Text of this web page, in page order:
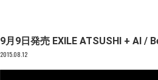
9月9日発売 EXILE ATSUSHI + AI /
2015.08.12